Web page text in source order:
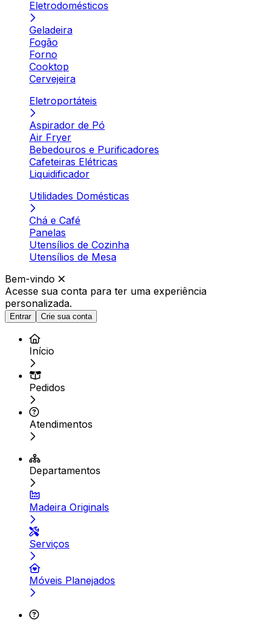
Eletrodomésticos
Geladeira
Fogão
Forno
Cooktop
Cervejeira
Eletroportáteis
Aspirador de Pó
Air Fryer
Bebedouros e Purificadores
Cafeteiras Elétricas
Liquidificador
Utilidades Domésticas
Chá e Café
Panelas
Utensílios de Cozinha
Utensílios de Mesa
Bem-vindo
Acesse sua conta para ter uma experiência
personalizada.
Entrar Crie sua conta
Início
Pedidos
Atendimentos
Departamentos
Madeira Originals
Serviços
Móveis Planejados